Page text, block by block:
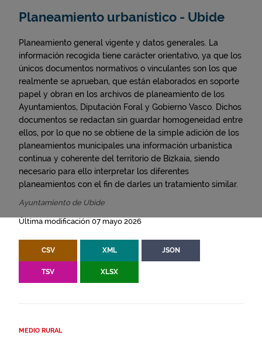
Planeamiento urbanístico - Ubide
Planeamiento general vigente y datos generales. La
información recogida tiene carácter orientativo, ya que los
únicos documentos normativos o vinculantes son los que
realmente se aprueban, que están elaborados en soporte
papel y obran en los archivos de planeamiento de los
Ayuntamientos, Diputación Foral y Gobierno Vasco. Dichos
documentos se redactan sin guardar homogeneidad entre
ellos, por lo que no se obtiene de la simple adición de los
planeamientos municipales una información urbanística
continua y coherente del territorio de Bizkaia, siendo
necesario para ello interpretar los diferentes
planeamientos con el fin de darles un tratamiento similar.
Ayuntamiento de Ubide
Última modificación 07 mayo 2026
CSV XML JSON
TSV XLSX
MEDIO RURAL